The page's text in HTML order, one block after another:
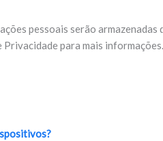
pessoais serão armazenadas
para mais informações.